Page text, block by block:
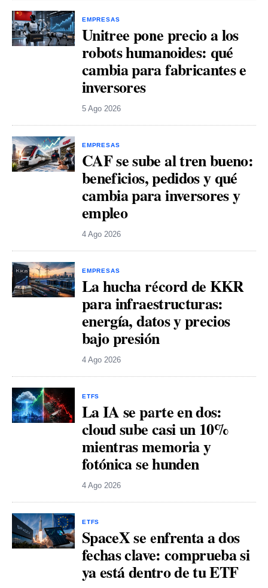
EMPRESAS
Unitree pone precio a los
robots humanoides: qué
cambia para fabricantes e
inversores
5 Ago 2026
EMPRESAS
CAF se sube al tren bueno:
beneficios, pedidos y qué
cambia para inversores y
empleo
4 Ago 2026
EMPRESAS
La hucha récord de KKR
para infraestructuras:
energía, datos y precios
bajo presión
4 Ago 2026
ETFS
La IA se parte en dos:
cloud sube casi un 10%
mientras memoria y
fotónica se hunden
4 Ago 2026
ETFS
SpaceX se enfrenta a dos
fechas clave: comprueba si
ya está dentro de tu ETF